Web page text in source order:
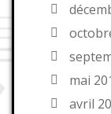
mai
avril